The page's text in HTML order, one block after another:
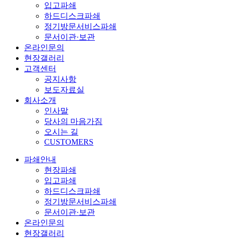
입고파쇄
하드디스크파쇄
정기방문서비스파쇄
문서이관·보관
온라인문의
현장갤러리
고객센터
공지사항
보도자료실
회사소개
인사말
당사의 마음가짐
오시는 길
CUSTOMERS
파쇄안내
현장파쇄
입고파쇄
하드디스크파쇄
정기방문서비스파쇄
문서이관·보관
온라인문의
현장갤러리